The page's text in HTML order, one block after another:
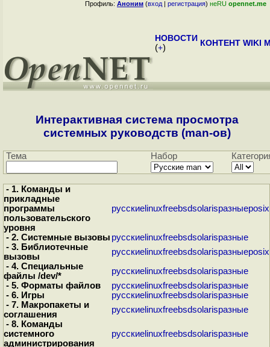
Профиль: Аноним (вход | регистрация) неRU opennet.me
НОВОСТИ
(+) КОНТЕНТ WIKI
Интерактивная система просмотра
системных руководств (man-ов)
Тема Набор
- 1. Команды и
прикладные
программы
пользовательского
уровня
русские linuxfreebsdsolarisразныеposix
- 2. Системные вызовы русские linuxfreebsdsolarisразные
- 3. Библиотечные
вызовы
русские linuxfreebsdsolarisразныеposix
- 4. Специальные
файлы /dev/*
русские linuxfreebsdsolarisразные
- 5. Форматы файлов
русские linuxfreebsdsolarisразные
- 6. Игры
русские linuxfreebsdsolarisразные
- 7. Макропакеты и
соглашения
русские linuxfreebsdsolarisразные
- 8. Команды
системного
администрирования
русские linuxfreebsdsolarisразные